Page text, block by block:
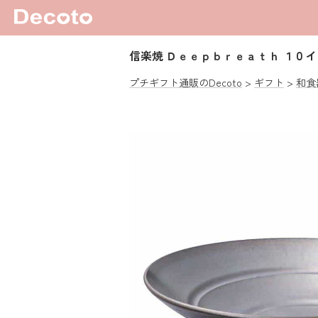
信楽焼 Ｄｅｅｐｂｒｅａｔｈ １０
プチギフト通販のDecoto ギフト 和